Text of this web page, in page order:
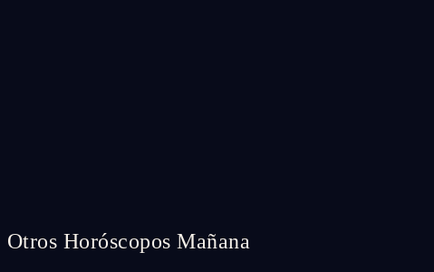
Otros Horóscopos Mañana